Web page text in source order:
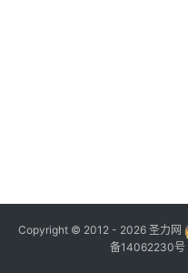
Copyright © 2012 - 2026 圣力网
备14062230号